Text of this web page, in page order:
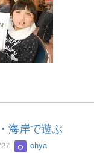
海岸で遊ぶ
ohya